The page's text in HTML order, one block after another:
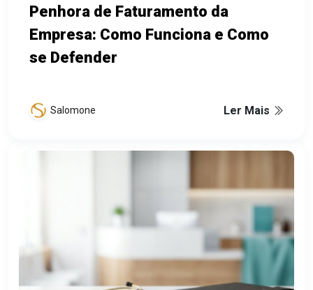
Penhora de Faturamento da
Empresa: Como Funciona e Como
se Defender
Salomone Ler Mais